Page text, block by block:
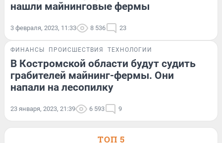
нашли майнинговые фермы
3 февраля, 2023, 11:33 8 536 23
ФИНАНСЫ ПРОИСШЕСТВИЯ ТЕХНОЛОГИИ
В Костромской области будут судить
грабителей майнинг-фермы. Они
напали на лесопилку
23 января, 2023, 21:39 6 593 9
ТОП 5